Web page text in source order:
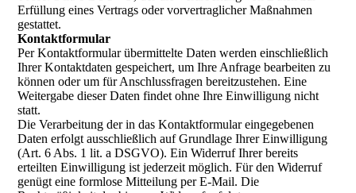
Erfüllung eines Vertrags oder vorvertraglicher Maßnahmen
gestattet.
Kontaktformular
Per Kontaktformular übermittelte Daten werden einschließlich
Ihrer Kontaktdaten gespeichert, um Ihre Anfrage bearbeiten zu
können oder um für Anschlussfragen bereitzustehen. Eine
Weitergabe dieser Daten findet ohne Ihre Einwilligung nicht
statt.
Die Verarbeitung der in das Kontaktformular eingegebenen
Daten erfolgt ausschließlich auf Grundlage Ihrer Einwilligung
(Art. 6 Abs. 1 lit. a DSGVO). Ein Widerruf Ihrer bereits
erteilten Einwilligung ist jederzeit möglich. Für den Widerruf
genügt eine formlose Mitteilung per E-Mail. Die